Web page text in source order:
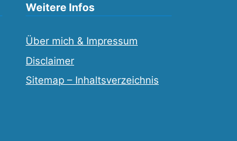
Weitere Infos
Über mich & Impressum
Disclaimer
Sitemap – Inhaltsverzeichnis